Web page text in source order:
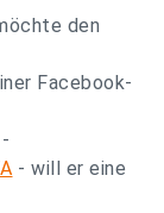
den
Facebook-
- will er eine